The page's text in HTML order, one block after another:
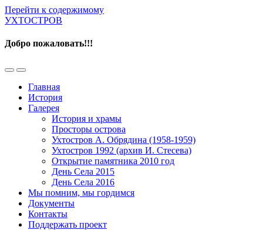
Перейти к содержимому
УХТОСТРОВ
Добро пожаловать!!!
Переключить
мобильное
меню
Переключить
поле
поиска
Главная
История
Галерея
История и храмы
Просторы острова
Ухтостров А. Обрядина (1958-1959)
Ухтостров 1992 (архив И. Стесева)
Открытие памятника 2010 год
День Села 2015
День Села 2016
Мы помним, мы гордимся
Документы
Контакты
Поддержать проект